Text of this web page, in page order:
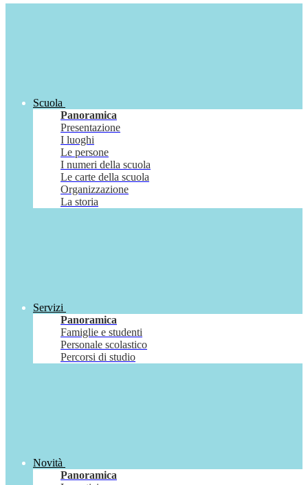
Scuola
Panoramica
Presentazione
I luoghi
Le persone
I numeri della scuola
Le carte della scuola
Organizzazione
La storia
Servizi
Panoramica
Famiglie e studenti
Personale scolastico
Percorsi di studio
Novità
Panoramica